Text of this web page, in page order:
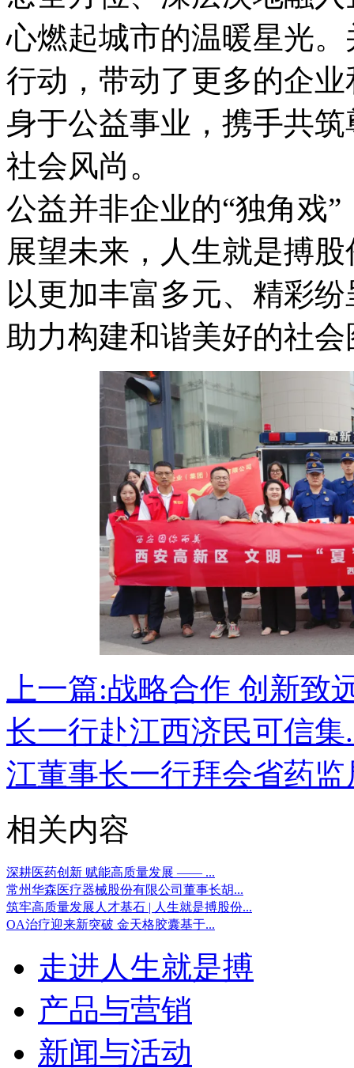
心燃起城市的温暖星光
行动，带动了更多的企
身于公益事业，携手共
社会风尚。
公益并非企业的“独角戏
展望未来，人生就是搏
以更加丰富多元、精彩
助力构建和谐美好的社会
上一篇:战略合作 创新致
长一行赴江西济民可信集
江董事长一行拜会省药
相关内容
深耕医药创新 赋能高质量发展 —— ...
常州华森医疗器械股份有限公司董事长胡...
筑牢高质量发展人才基石 | 人生就是搏股份...
OA治疗迎来新突破 金天格胶囊基于...
走进人生就是搏
产品与营销
新闻与活动